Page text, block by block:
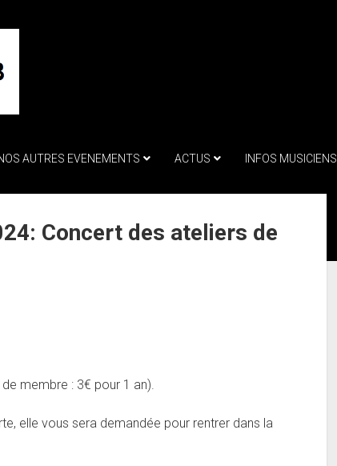
AUTRES EVENEMENTS ACTUS INFOS MUSICIENS
Concert des ateliers de
membre : 3€ pour 1 an).
elle vous sera demandée pour rentrer dans la